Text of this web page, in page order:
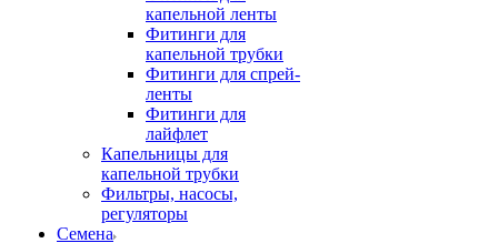
капельной ленты
Фитинги для
капельной трубки
Фитинги для спрей-
ленты
Фитинги для
лайфлет
Капельницы для
капельной трубки
Фильтры, насосы,
регуляторы
Семена